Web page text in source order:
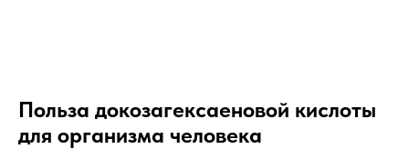
Польза докозагексаеновой кислоты
для организма человека